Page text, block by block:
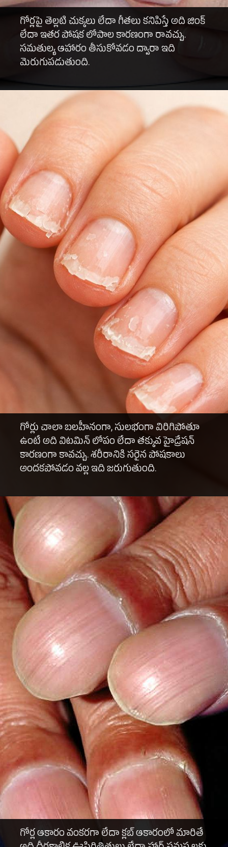
గోర్లపై తెల్లటి చుక్కలు లేదా గీతలు కనిపిస్తే అది జింక్
లేదా ఇతర పోషక లోపాల కారణంగా రావచ్చు.
సమతుల్య ఆహారం తీసుకోవడం ద్వారా ఇది
మెరుగుపడుతుంది.
గోర్లు చాలా బలహీనంగా, సులభంగా విరిగిపోతూ
ఉంటే అది విటమిన్ లోపం లేదా తక్కువ హైడ్రేషన్
కారణంగా కావచ్చు. శరీరానికి సరైన పోషకాలు
అందకపోవడం వల్ల ఇది జరుగుతుంది.
గోర్ల ఆకారం వంకరగా లేదా క్లబ్ ఆకారంలో మారితే